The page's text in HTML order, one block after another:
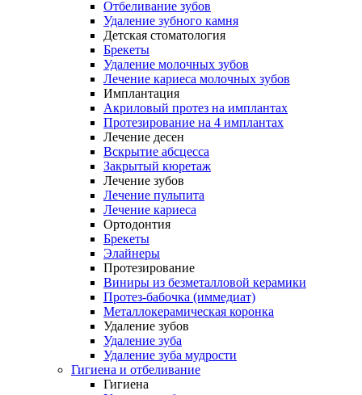
Отбеливание зубов
Удаление зубного камня
Детская стоматология
Брекеты
Удаление молочных зубов
Лечение кариеса молочных зубов
Имплантация
Акриловый протез на имплантах
Протезирование на 4 имплантах
Лечение десен
Вскрытие абсцесса
Закрытый кюретаж
Лечение зубов
Лечение пульпита
Лечение кариеса
Ортодонтия
Брекеты
Элайнеры
Протезирование
Виниры из безметалловой керамики
Протез-бабочка (иммедиат)
Металлокерамическая коронка
Удаление зубов
Удаление зуба
Удаление зуба мудрости
Гигиена и отбеливание
Гигиена